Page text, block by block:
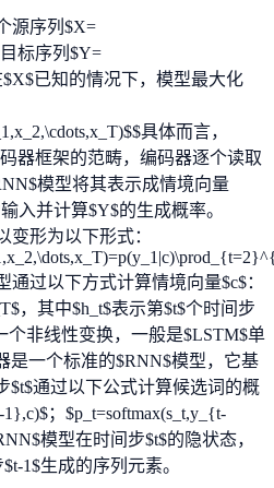
源序列$X=
标序列$Y=
已知的情况下，模型最大化
具体而言，
器框架的范畴，编码器逐个读取
模型将其表示成情境向量
入并计算$Y$的生成概率。
变形为以下形式：
过以下方式计算情境向量$c$：
，其中$h_t$表示第$t$个时间步
个非线性变换，一般是$LSTM$单
是一个标准的$RNN$模型，它基
$t$通过以下公式计算候选词的概
；$p_t=softmax(s_t,y_{t-
模型在时间步$t$的隐状态，
1$生成的序列元素。